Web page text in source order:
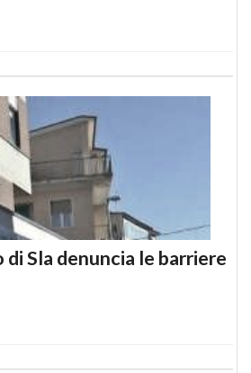
di Sla denuncia le barriere